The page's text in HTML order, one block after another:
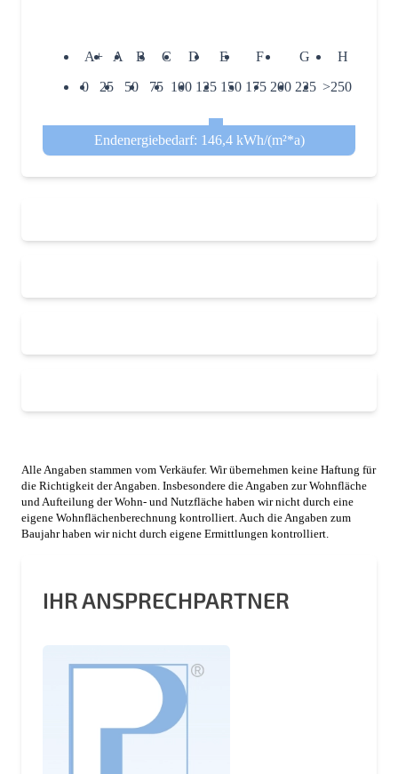
A+ A B C D E F G
H
0
25 50 75 100 125 150 175 200 225 >250
Endenergiebedarf: 146,4 kWh/(m²*a)
Alle Angaben stammen vom Verkäufer. Wir übernehmen keine Haftung für
die Richtigkeit der Angaben. Insbesondere die Angaben zur Wohnfläche
und Aufteilung der Wohn- und Nutzfläche haben wir nicht durch eine
eigene Wohnflächenberechnung kontrolliert. Auch die Angaben zum
Baujahr haben wir nicht durch eigene Ermittlungen kontrolliert.
IHR ANSPRECHPARTNER